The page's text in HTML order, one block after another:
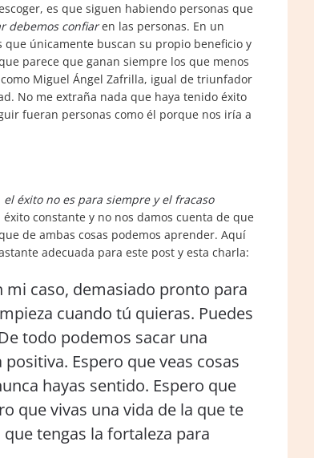
es que siguen habiendo personas que
debemos confiaren las personas. En un
únicamente buscan su propio beneficio y
parece que ganan siempre los que menos
Miguel Ángel Zafrilla, igual de triunfador
No me extraña nada que haya tenido éxito
fueran personas como él porque nos iría a
el éxito no es para siempre y el fracaso
constante y no nos damos cuenta de que
de ambas cosas podemos aprender. Aquí
adecuada para este post y esta charla:
mi caso, demasiado pronto para
cuando tú quieras. Puedes
todo podemos sacar una
Espero que veas cosas
hayas sentido. Espero que
que vivas una vida de la que te
tengas la fortaleza para